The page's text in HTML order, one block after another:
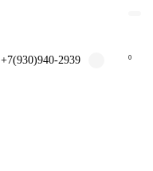
+7(930)940-2939 0